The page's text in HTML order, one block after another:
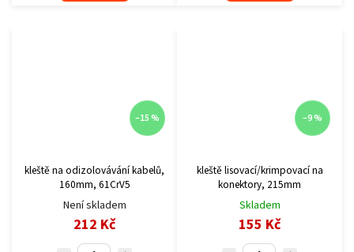
–15 %
kleště na odizolovávání kabelů,
160mm, 61CrV5
Není skladem
212 Kč
–9 %
kleště lisovací/krimpovací na
konektory, 215mm
Skladem
155 Kč